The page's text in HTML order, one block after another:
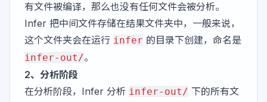
有文件被编译，那么也没有任何文件会被分析。
Infer 把中间文件存储在结果文件夹中，一般来说，
这个文件夹会在运行 infer 的目录下创建，命名是
infer-out/。
2、分析阶段
在分析阶段，Infer 分析 infer-out/ 下的所有文